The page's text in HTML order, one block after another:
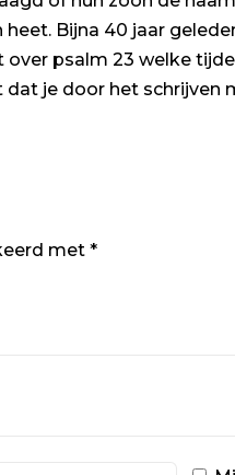
Bijna 40 jaar
psalm 23 welke
je door het schrijven
met*